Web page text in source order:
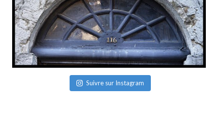
Suivre sur Instagram